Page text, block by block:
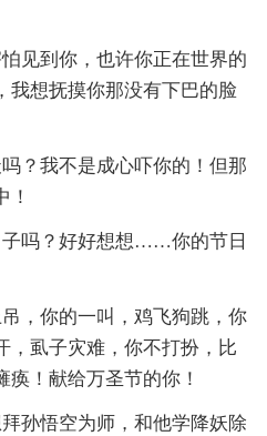
见到你，也许你正在世界的
我想抚摸你那没有下巴的脸
？我不是成心吓你的！但那
！
子吗？好好想想……你的节日
，你的一叫，鸡飞狗跳，你
，虱子灾难，你不打扮，比
痪！献给万圣节的你！
孙悟空为师，和他学降妖除